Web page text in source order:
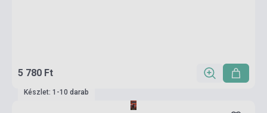
5 780 Ft
Készlet: 1-10 darab